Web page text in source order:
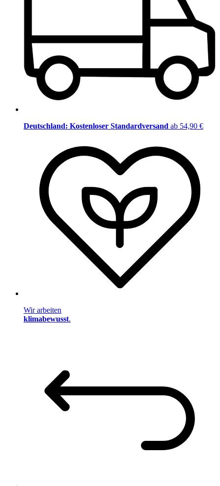
Deutschland: Kostenloser Standardversand ab 54,90 €
Wir arbeiten
klimabewusst.